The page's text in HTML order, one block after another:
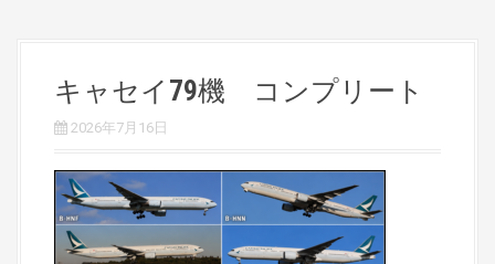
キャセイ79機 コンプリート
2026年7月16日